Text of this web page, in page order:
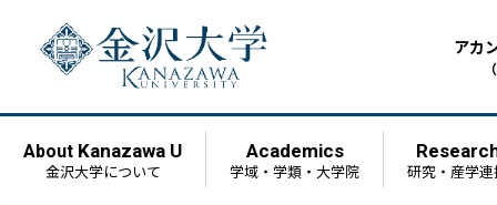
アカ
About Kanazawa U
金沢大学について
Academics
学域・学類・大学院 研究・産学連